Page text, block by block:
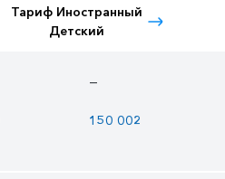
Тариф Иностранный
Детский
—
150 002